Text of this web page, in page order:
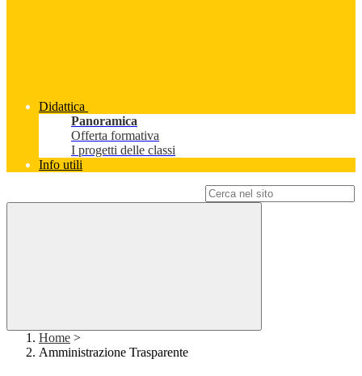
Didattica
Panoramica
Offerta formativa
I progetti delle classi
Info utili
Home >
Amministrazione Trasparente